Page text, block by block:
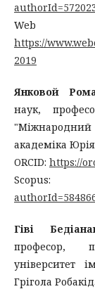
https://
2019
Янковой
наук,
"Міжнародний
академіка
ORCID: https://
Scopus:
Гіві
професор,
університет
Грігола